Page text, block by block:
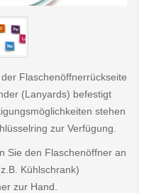
Flaschenöffnerrückseite
(Lanyards) befestigt
stehen
zur Verfügung.
Sie den Flaschenöffner an
Kühlschrank)
zur Hand.